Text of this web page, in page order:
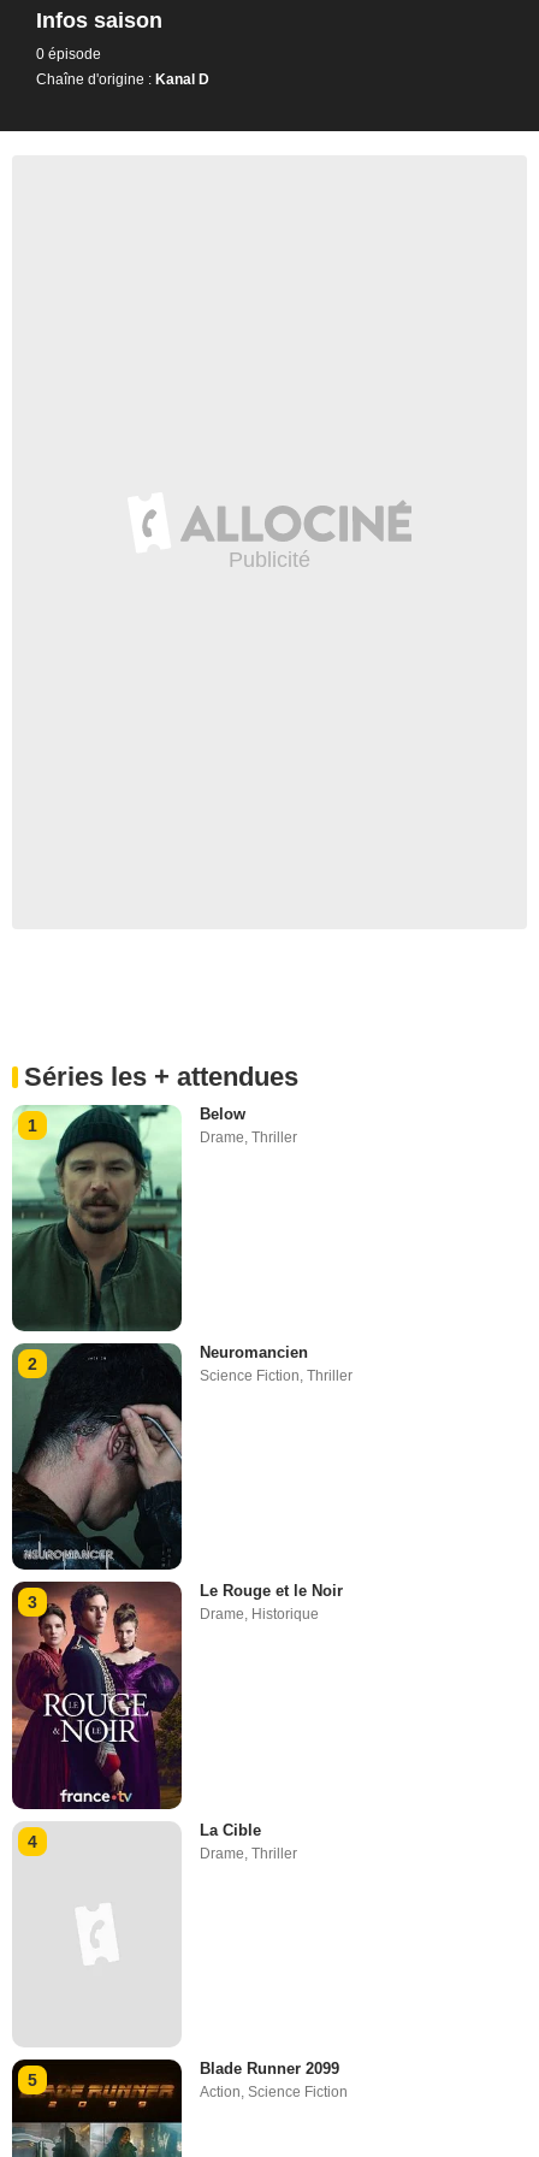
Infos saison
0 épisode
Chaîne d'origine : Kanal D
Séries les + attendues
1
Below
Drame ,Thriller
2
Neuromancien
Science Fiction,Thriller
3
Le Rouge et le Noir
Drame, Historique
4
La Cible
Drame ,Thriller
5
Blade Runner 2099
Action,Science Fiction